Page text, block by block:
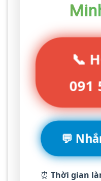
📞
091
💬
⏰ Thời gian